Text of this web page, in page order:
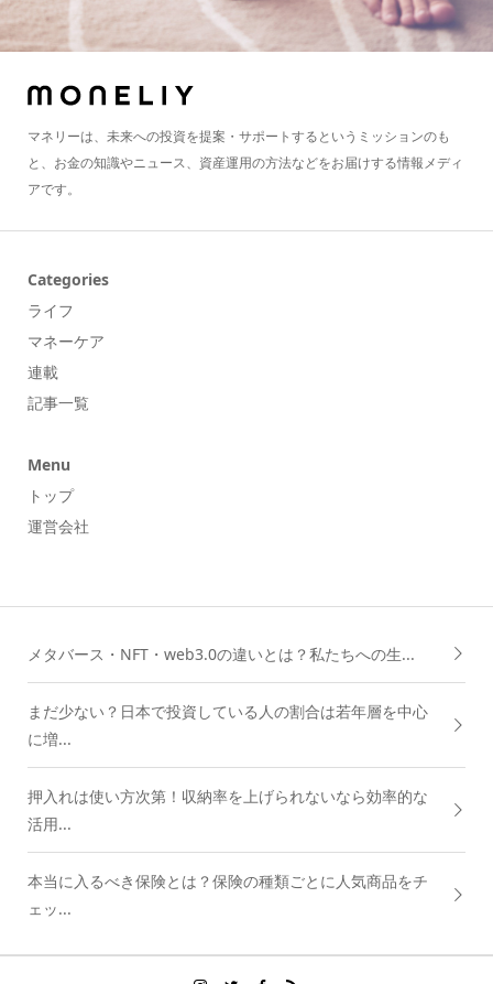
マネリーは、未来への投資を提案・サポートするというミッションのも
と、お金の知識やニュース、資産運用の方法などをお届けする情報メディ
アです。
Categories
ライフ
マネーケア
連載
記事一覧
Menu
トップ
運営会社
メタバース・NFT・web3.0の違いとは？私たちへの生...
まだ少ない？日本で投資している人の割合は若年層を中心
に増...
押入れは使い方次第！収納率を上げられないなら効率的な
活用...
本当に入るべき保険とは？保険の種類ごとに人気商品をチ
ェッ...